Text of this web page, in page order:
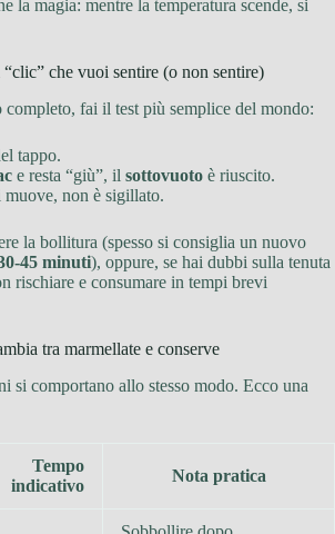
la magia: mentre la temperatura scende, si
che vuoi sentire (o non sentire)
fai il test più semplice del mondo:
tappo.
e resta “giù”, il sottovuoto è riuscito.
muove, non è sigillato.
la bollitura (spesso si consiglia un nuovo
45 minuti), oppure, se hai dubbi sulla tenuta
rischiare e consumare in tempi brevi
tra marmellate e conserve
si comportano allo stesso modo. Ecco una
Tempo
indicativo
Nota pratica